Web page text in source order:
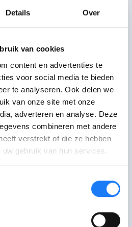
Details Over
van cookies
content en advertenties te
voor social media te bieden
te analyseren. Ook delen we
van onze site met onze
adverteren en analyse. Deze
combineren met andere
verstrekt of die ze hebben
gebruik van hun services.
snel.
en vriendelijk.
voor je vertrekt.